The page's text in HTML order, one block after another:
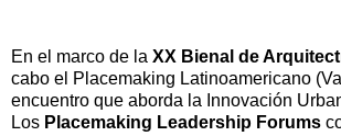
En el marco de la XX Bienal de
cabo el Placemaking Latinoamericano
encuentro que aborda la Innovación
Los Placemaking Leadership Forums